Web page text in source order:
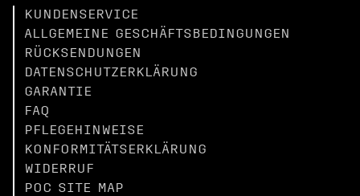
KUNDENSERVICE
ALLGEMEINE GESCHÄFTSBEDINGUNGEN
RÜCKSENDUNGEN
DATENSCHUTZERKLÄRUNG
GARANTIE
FAQ
PFLEGEHINWEISE
KONFORMITÄTSERKLÄRUNG
WIDERRUF
POC SITE MAP